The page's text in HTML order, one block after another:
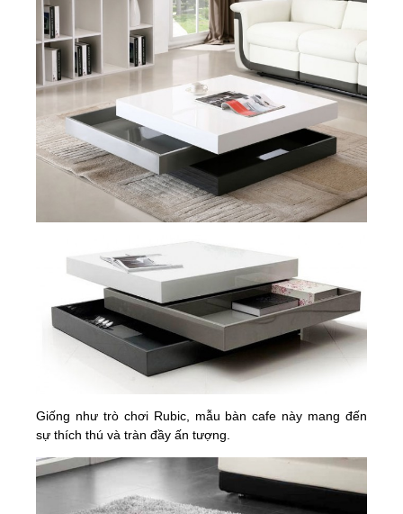
Giống như trò chơi Rubic, mẫu bàn cafe này mang đến
sự thích thú và tràn đầy ấn tượng.